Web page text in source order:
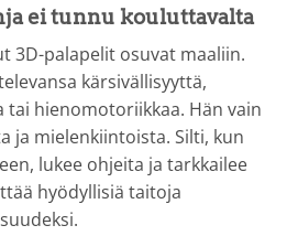
ei tunnu kouluttavalta
3D-palapelit osuvat maaliin.
kärsivällisyyttä,
tai hienomotoriikkaa. Hän vain
ja mielenkiintoista. Silti, kun
lukee ohjeita ja tarkkailee
hyödyllisiä taitoja